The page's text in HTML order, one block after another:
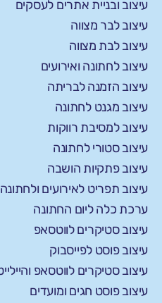
עיצוב ובניית אתרים לעסקים
עיצוב לבר מצווה
עיצוב לבת מצווה
עיצוב לחתונה ואירועים
עיצוב הזמנה לבריתה
עיצוב מגנט לחתונה
עיצוב למסיבת רווקות
עיצוב סטורי לחתונה
עיצוב פתקיות הושבה
עיצוב תפריט לאירועים ולחתונה
ערכת כלה ליום החתונה
עיצוב סטיקרים לווטסאפ
עיצוב פוסט לפייסבוק
עיצוב סטיקרים לווטסאפ
עיצוב פוסט חגים ומועדים